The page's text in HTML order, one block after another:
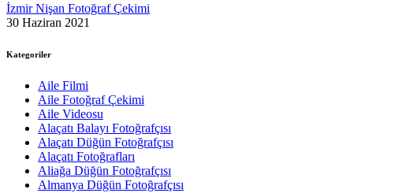
İzmir Nişan Fotoğraf Çekimi
30 Haziran 2021
Kategoriler
Aile Filmi
Aile Fotoğraf Çekimi
Aile Videosu
Alaçatı Balayı Fotoğrafçısı
Alaçatı Düğün Fotoğrafçısı
Alaçatı Fotoğrafları
Aliağa Düğün Fotoğrafçısı
Almanya Düğün Fotoğrafçısı